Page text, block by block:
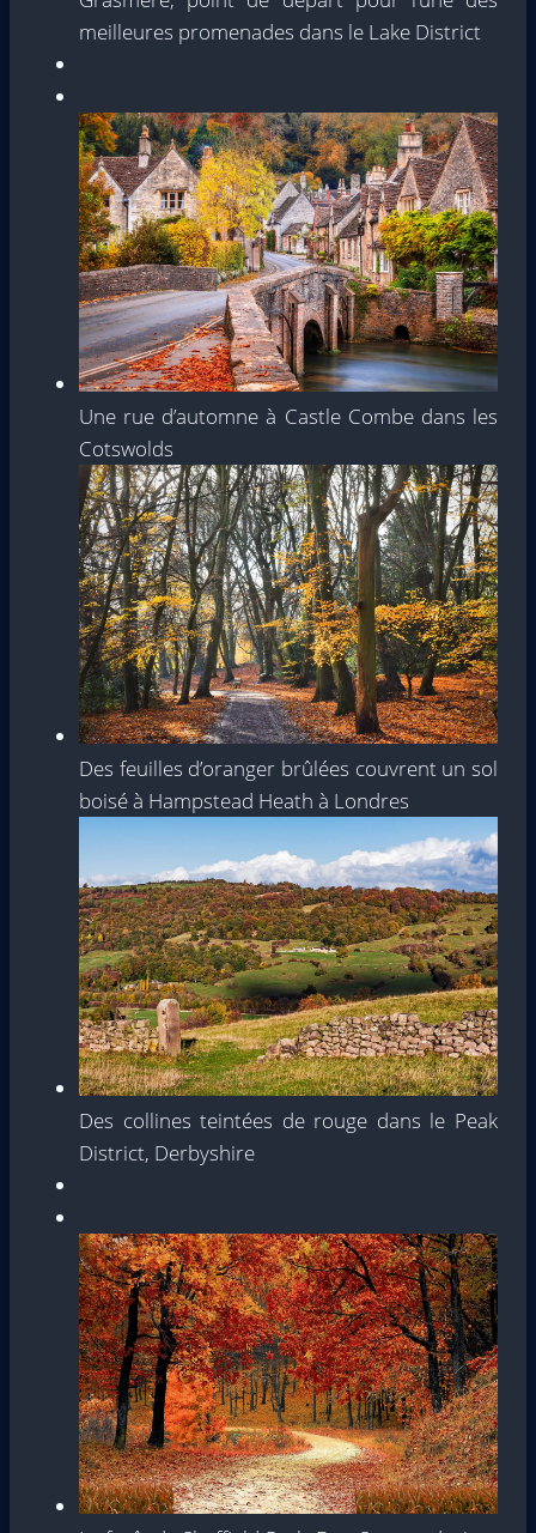
meilleures promenades dans le Lake District
Une rue d’automne à Castle Combe dans les
Cotswolds
Des feuilles d’oranger brûlées couvrent un sol
boisé à Hampstead Heath à Londres
Des collines teintées de rouge dans le Peak
District, Derbyshire